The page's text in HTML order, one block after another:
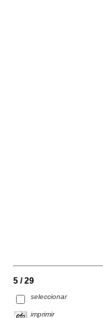
5 / 29
seleccionar
imprimir